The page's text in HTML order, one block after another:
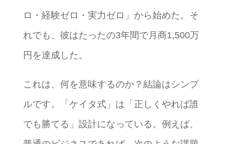
ロ・経験ゼロ・実力ゼロ」から始めた。そ
れでも、彼はたったの3年間で月商1,500万
円を達成した。
これは、何を意味するのか？結論はシンプ
ルです。「ケイタ式」は「正しくやれば誰
でも勝てる」設計になっている。例えば、